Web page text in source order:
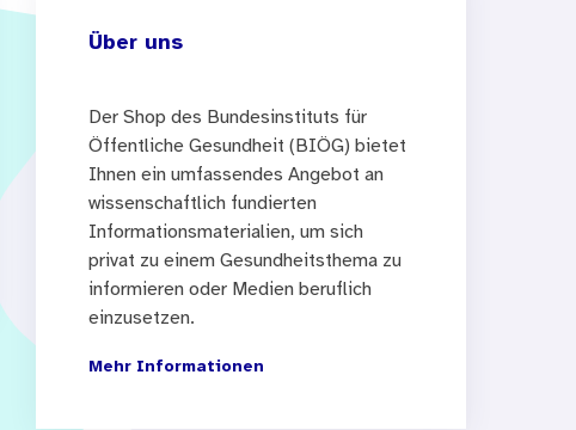
Über uns
Der Shop des Bundesinstituts für
Öffentliche Gesundheit (BIÖG) bietet
Ihnen ein umfassendes Angebot an
wissenschaftlich fundierten
Informationsmaterialien, um sich
privat zu einem Gesundheitsthema zu
informieren oder Medien beruflich
einzusetzen.
Mehr Informationen